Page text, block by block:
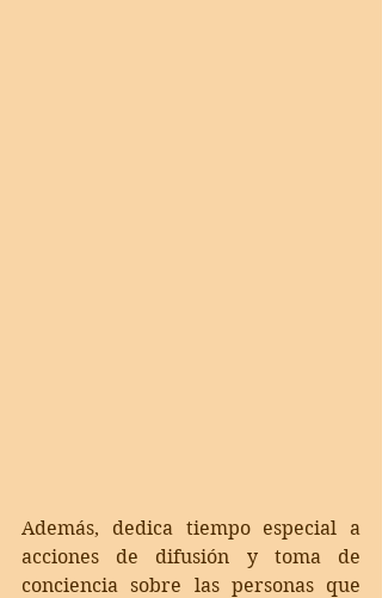
Además, dedica tiempo especial a
acciones de difusión y toma de
conciencia sobre las personas que